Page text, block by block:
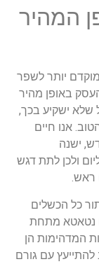
המהיר
יותר לשפר
באופן מהיר
שלא ישקיע בכך,
אנו חיים
ישנה
ולכן לתת דגש
ראש.
כל הכשלים
נטאטא מתחת
המדהימות הן
להתייעץ עם גורם